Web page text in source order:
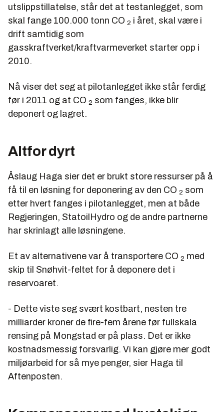
utslippstillatelse, står det at testanlegget, som
skal fange 100.000 tonn CO 2 i året, skal være i
drift samtidig som
gasskraftverket/kraftvarmeverket starter opp i
2010.
Nå viser det seg at pilotanlegget ikke står ferdig
før i 2011 og at CO 2 som fanges, ikke blir
deponert og lagret.
Altfor dyrt
Åslaug Haga sier det er brukt store ressurser på å
få til en løsning for deponering av den CO 2 som
etter hvert fanges i pilotanlegget, men at både
Regjeringen, StatoilHydro og de andre partnerne
har skrinlagt alle løsningene.
Et av alternativene var å transportere CO 2 med
skip til Snøhvit-feltet for å deponere det i
reservoaret.
- Dette viste seg svært kostbart, nesten tre
milliarder kroner de fire-fem årene før fullskala
rensing på Mongstad er på plass. Det er ikke
kostnadsmessig forsvarlig. Vi kan gjøre mer godt
miljøarbeid for så mye penger, sier Haga til
Aftenposten.